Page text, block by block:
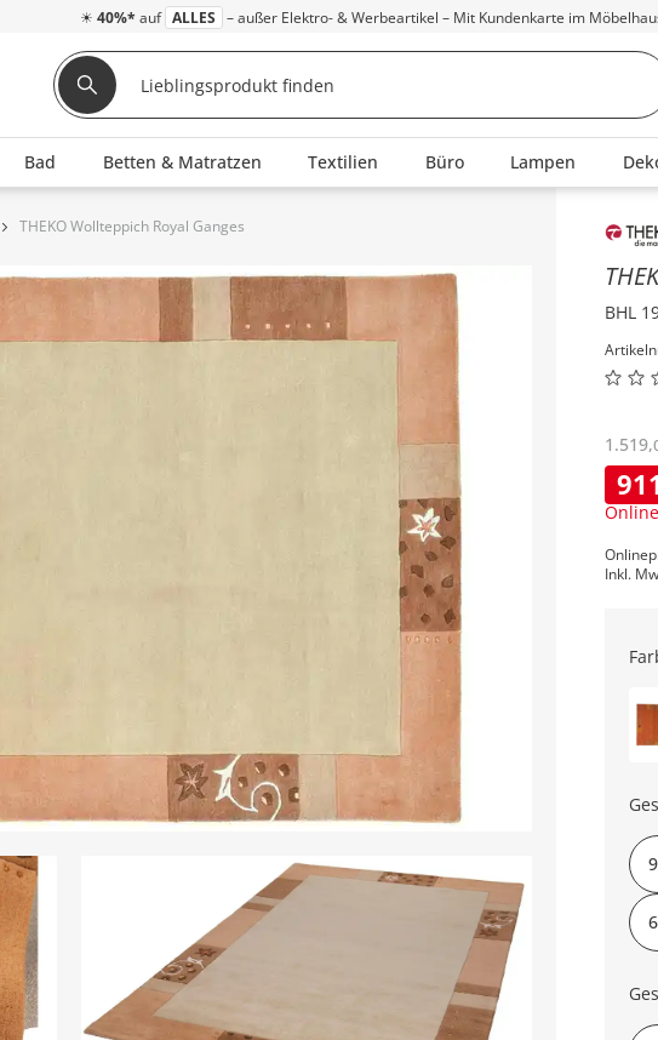
☀ 40%* auf ALLES – außer Elektro- & Werbeartikel – Mit Kundenkarte im
Bad Betten & Matratzen Textilien Büro Lampen
THEKO Wollteppich Royal Ganges Inhalt
BHL
1.519,
Inkl.